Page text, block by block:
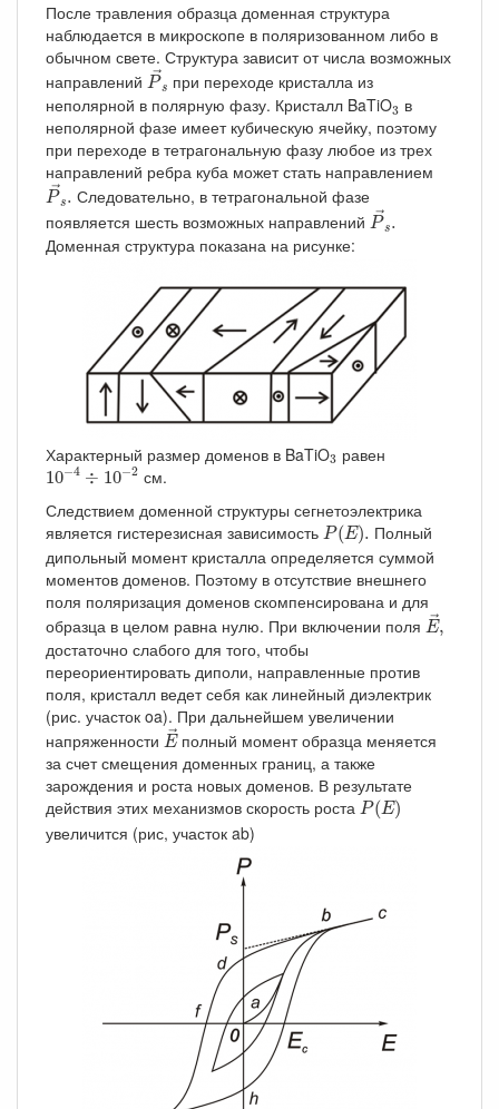
После травления образца доменная структура
наблюдается в микроскопе в поляризованном либо в
обычном свете. Структура зависит от числа возможных
направлений
→
Ps
P→s
при переходе кристалла из
неполярной в полярную фазу. Кристалл BaTiO3
3 в
неполярной фазе имеет кубическую ячейку, поэтому
при переходе в тетрагональную фазу любое из трех
направлений ребра куба может стать направлением
→
Ps.
P→s.
Следовательно, в тетрагональной фазе
появляется шесть возможных направлений
→
Ps.
P→
Доменная структура показана на рисунке:
Характерный размер доменов в BaTiO3
3 равен
10−4 ÷ 10−2
10−4÷10−2 см.
Следствием доменной структуры сегнетоэлектрика
является гистерезисная зависимость P(E).
P(E). Полный
дипольный момент кристалла определяется суммой
моментов доменов. Поэтому в отсутствие внешнего
поля поляризация доменов скомпенсирована и для
образца в целом равна нулю. При включении поля
→
E,
E→
достаточно слабого для того, чтобы
переориентировать диполи, направленные против
поля, кристалл ведет себя как линейный диэлектрик
(рис. участок oa). При дальнейшем увеличении
напряженности
→
E
E→
полный момент образца меняется
за счет смещения доменных границ, а также
зарождения и роста новых доменов. В результате
действия этих механизмов скорость роста P(E)
P(E)
увеличится (рис, участок ab)